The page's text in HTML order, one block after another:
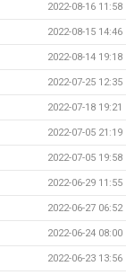
2022-08-16 11:58
2022-08-15 14:46
2022-08-14 19:18
2022-07-25 12:35
2022-07-18 19:21
2022-07-05 21:19
2022-07-05 19:58
2022-06-29 11:55
2022-06-27 06:52
2022-06-24 08:00
2022-06-23 13:56